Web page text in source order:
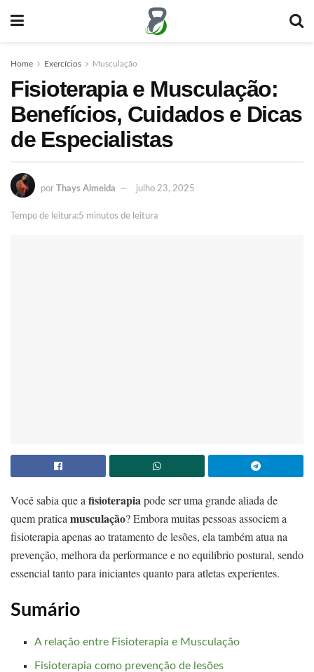
Home Exercícios Musculação
Fisioterapia e Musculação:
Benefícios, Cuidados e Dicas
de Especialistas
por Thays Almeida julho 23, 2025
Tempo de leitura:5 minutos de leitura
Você sabia que a fisioterapiapode ser uma grande aliada de
quem pratica musculação? Embora muitas pessoas associem a
fisioterapia apenas ao tratamento de lesões, ela também atua na
prevenção, melhora da performance e no equilíbrio postural, sendo
essencial tanto para iniciantes quanto para atletas experientes.
Sumário
A relação entre Fisioterapia e Musculação
Fisioterapia como prevenção de lesões